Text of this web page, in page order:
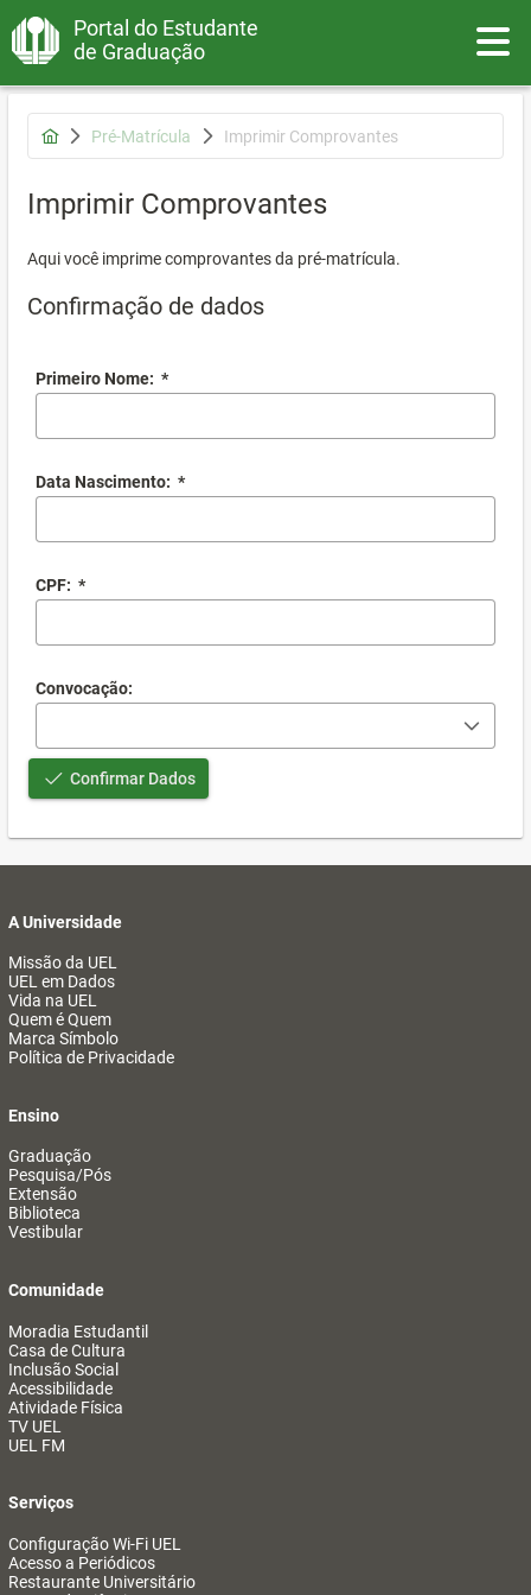
Portal do Estudante
de Graduação
Pré-Matrícula Imprimir Comprovantes
Imprimir Comprovantes
Aqui você imprime comprovantes da pré-matrícula.
Confirmação de dados
Primeiro Nome: *
Data Nascimento: *
CPF: *
Convocação:
Confirmar Dados
A Universidade
Missão da UEL
UEL em Dados
Vida na UEL
Quem é Quem
Marca Símbolo
Política de Privacidade
Ensino
Graduação
Pesquisa/Pós
Extensão
Biblioteca
Vestibular
Comunidade
Moradia Estudantil
Casa de Cultura
Inclusão Social
Acessibilidade
Atividade Física
TV UEL
UEL FM
Serviços
Configuração Wi-Fi UEL
Acesso a Periódicos
Restaurante Universitário